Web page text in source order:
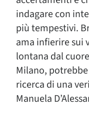
indagare con
più tempestivi.
ama infierire sui
lontana dal
Milano,
ricerca di una
Manuela